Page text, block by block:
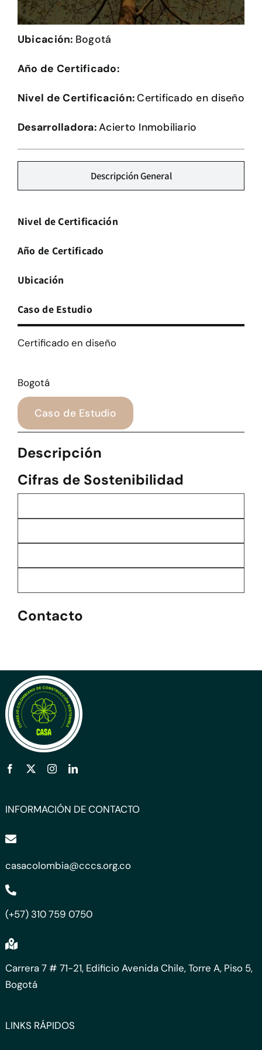
Herramientas
Credenciales
Ubicación: Bogotá
Año de Certificado:
Nivel de Certificación:Certificado en diseño
Desarrolladora:Acierto Inmobiliario
Descripción General
Nivel de Certificación
Año de Certificado
Ubicación
Caso de Estudio
Certificado en diseño
Bogotá
Caso de Estudio
Descripción
Cifras de Sostenibilidad
Contacto
INFORMACIÓN DE CONTACTO
casacolombia@cccs.org.co
(+57) 310 759 0750
Carrera 7 # 71-21, Edificio Avenida Chile, Torre A, Piso 5,
Bogotá
LINKS RÁPIDOS